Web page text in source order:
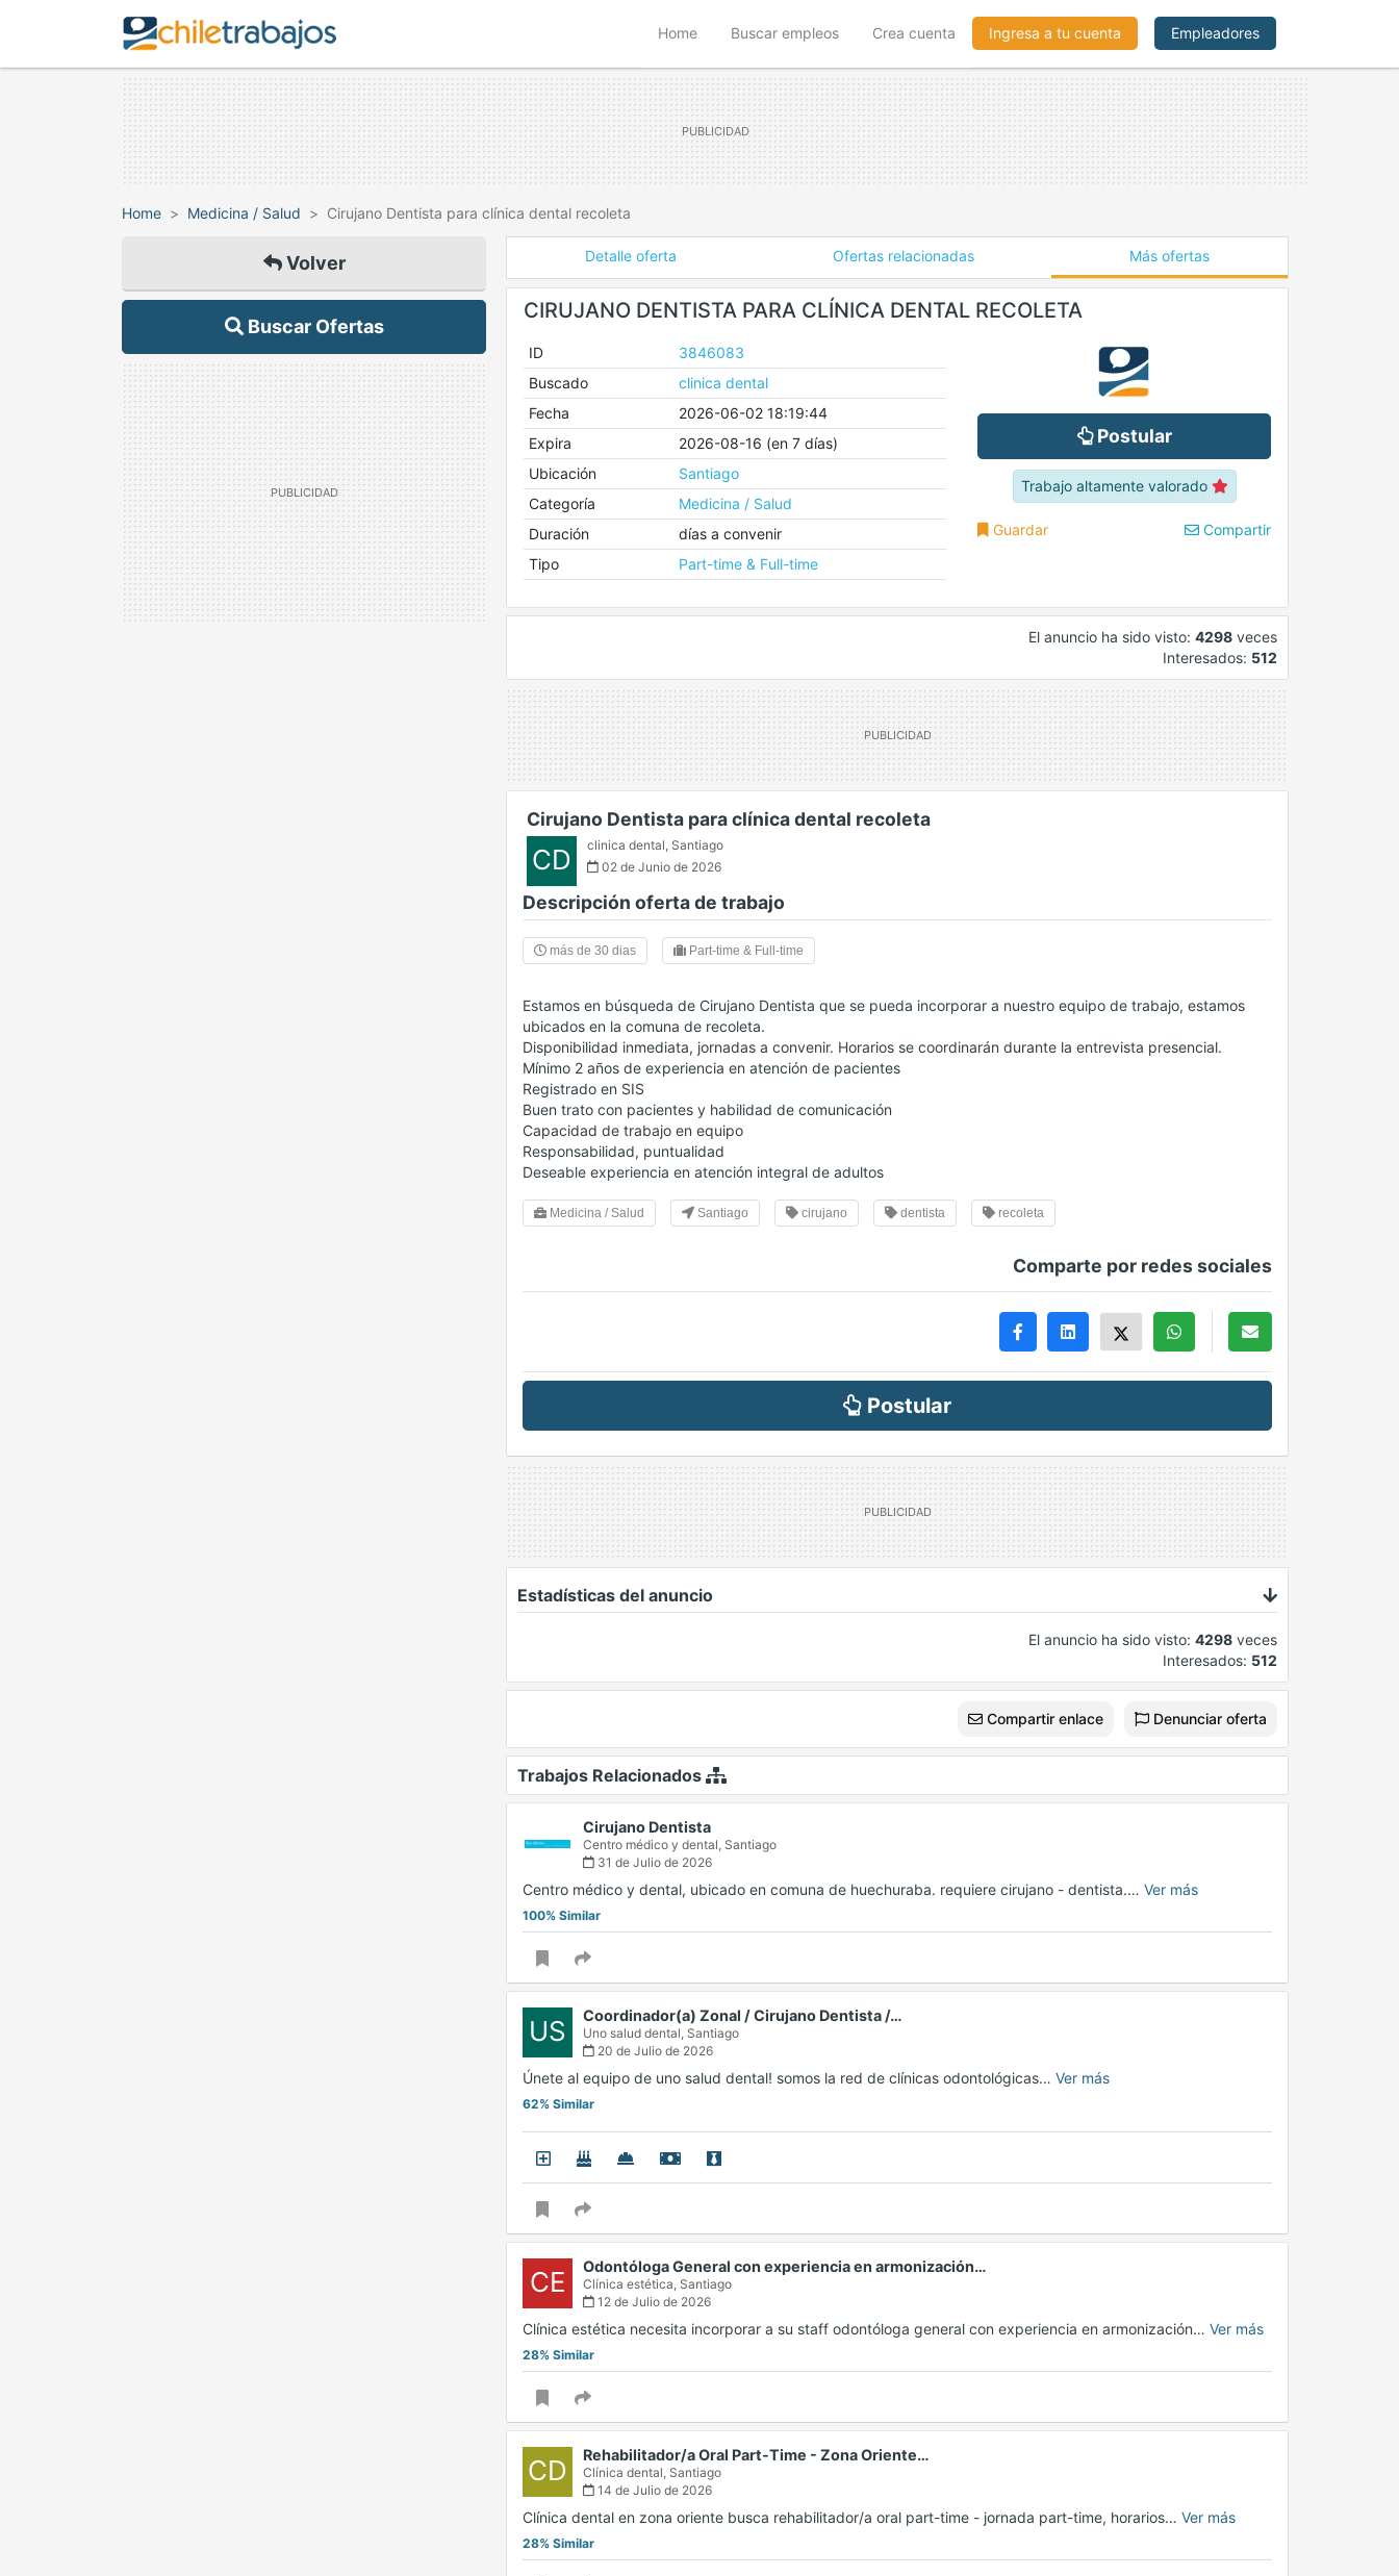
Home(current)Buscar empleos Crea cuenta Ingresa a tu cuenta Empleadores
Home Medicina / Salud Cirujano Dentista para clínica dental recoleta
Volver
Buscar Ofertas
Detalle oferta Ofertas relacionadas Más ofertas
CIRUJANO DENTISTA PARA CLÍNICA DENTAL RECOLETA
ID
3846083
Buscado
clinica dental
Fecha
2026-06-02 18:19:44
Expira
2026-08-16 (en 7 días)
Ubicación
Santiago
Categoría
Medicina / Salud
Duración
días a convenir
Tipo
Part-time & Full-time
Postular
Trabajo altamente valorado
Guardar Compartir
El anuncio ha sido visto: 4298 veces
Interesados: 512
Cirujano Dentista para clínica dental recoleta
CD clinica dental, Santiago
02 de Junio de 2026
Descripción oferta de trabajo
más de 30 dias Part-time & Full-time
Estamos en búsqueda de Cirujano Dentista que se pueda incorporar a nuestro equipo de trabajo, estamos
ubicados en la comuna de recoleta.
Disponibilidad inmediata, jornadas a convenir. Horarios se coordinarán durante la entrevista presencial.
Mínimo 2 años de experiencia en atención de pacientes
Registrado en SIS
Buen trato con pacientes y habilidad de comunicación
Capacidad de trabajo en equipo
Responsabilidad, puntualidad
Deseable experiencia en atención integral de adultos
Medicina / Salud Santiago cirujano dentista recoleta
Comparte por redes sociales
Postular
Estadísticas del anuncio
El anuncio ha sido visto: 4298 veces
Interesados: 512
Compartir enlace Denunciar oferta
Trabajos Relacionados
Cirujano Dentista
Centro médico y dental, Santiago
31 de Julio de 2026
Centro médico y dental, ubicado en comuna de huechuraba. requiere cirujano - dentista.… Ver más
100% Similar
US Coordinador(a) Zonal / Cirujano Dentista /…
Uno salud dental, Santiago
20 de Julio de 2026
Únete al equipo de uno salud dental! somos la red de clínicas odontológicas… Ver más
62% Similar
CE Odontóloga General con experiencia en armonización…
Clínica estética, Santiago
12 de Julio de 2026
Clínica estética necesita incorporar a su staff odontóloga general con experiencia en armonización… Ver más
28% Similar
CD Rehabilitador/a Oral Part-Time - Zona Oriente…
Clínica dental, Santiago
14 de Julio de 2026
Clínica dental en zona oriente busca rehabilitador/a oral part-time - jornada part-time, horarios… Ver más
28% Similar